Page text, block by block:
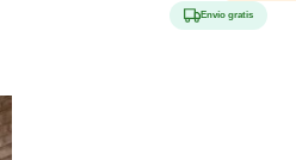
de
ofertaEnvío gratis